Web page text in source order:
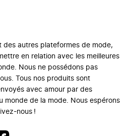
des autres plateformes de mode,
en relation avec les meilleures
Nous ne possédons pas
Tous nos produits sont
avec amour par des
monde de la mode. Nous espérons
nous !